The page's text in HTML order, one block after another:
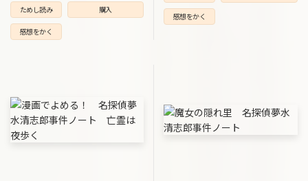
ためし読み 購入
感想をかく
感想をかく